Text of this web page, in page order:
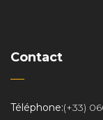
Contact
Téléphone:(+33)